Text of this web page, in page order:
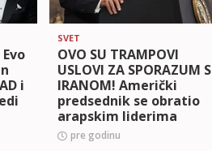
Evo
i
SVET
OVO SU TRAMPOVI
USLOVI ZA SPORAZUM S
IRANOM! Američki
predsednik se obratio
arapskim liderima
pre godinu